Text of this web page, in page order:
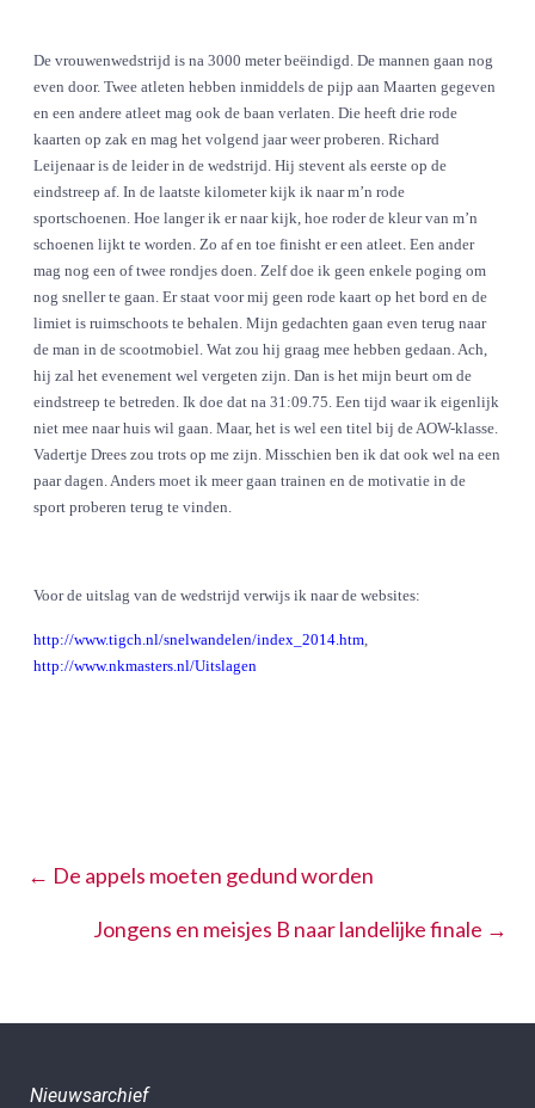
De vrouwenwedstrijd is na 3000 meter beëindigd. De mannen gaan nog
even door. Twee atleten hebben inmiddels de pijp aan Maarten gegeven
en een andere atleet mag ook de baan verlaten. Die heeft drie rode
kaarten op zak en mag het volgend jaar weer proberen. Richard
Leijenaar is de leider in de wedstrijd. Hij stevent als eerste op de
eindstreep af. In de laatste kilometer kijk ik naar m’n rode
sportschoenen. Hoe langer ik er naar kijk, hoe roder de kleur van m’n
schoenen lijkt te worden. Zo af en toe finisht er een atleet. Een ander
mag nog een of twee rondjes doen. Zelf doe ik geen enkele poging om
nog sneller te gaan. Er staat voor mij geen rode kaart op het bord en de
limiet is ruimschoots te behalen. Mijn gedachten gaan even terug naar
de man in de scootmobiel. Wat zou hij graag mee hebben gedaan. Ach,
hij zal het evenement wel vergeten zijn. Dan is het mijn beurt om de
eindstreep te betreden. Ik doe dat na 31:09.75. Een tijd waar ik eigenlijk
niet mee naar huis wil gaan. Maar, het is wel een titel bij de AOW-klasse.
Vadertje Drees zou trots op me zijn. Misschien ben ik dat ook wel na een
paar dagen. Anders moet ik meer gaan trainen en de motivatie in de
sport proberen terug te vinden.
Voor de uitslag van de wedstrijd verwijs ik naar de websites:
http://www.tigch.nl/snelwandelen/index_2014.htm
http://www.nkmasters.nl/Uitslagen
← De appels moeten gedund worden
Jongens en meisjes B naar landelijke finale →
Nieuwsarchief